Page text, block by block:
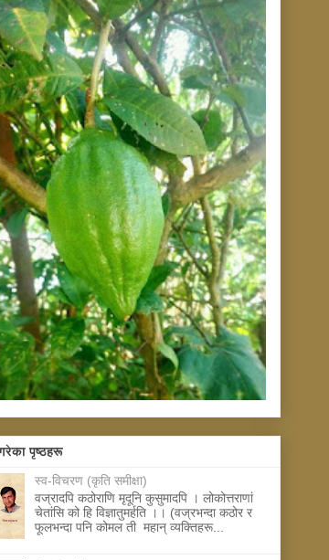
पृष्ठहरू
स्व-विचरण (कृति समीक्षा)
वज्रादपि कठोराणि मृदूनि कुसुमादपि । लोकोत्तराणां
चेतांसि को हि विज्ञातुमर्हति ।। (वज्रभन्दा कठोर र
फूलभन्दा पनि कोमल ती महान् व्यक्तिहरू...